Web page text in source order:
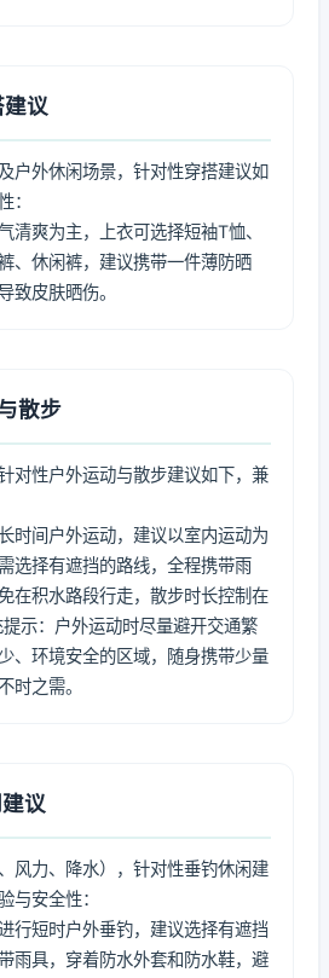
议
户外休闲场景，针对性穿搭建议如
：
清爽为主，上衣可选择短袖T恤、
、休闲裤，建议携带一件薄防晒
致皮肤晒伤。
散步
对性户外运动与散步建议如下，兼
时间户外运动，建议以室内运动为
选择有遮挡的路线，全程携带雨
在积水路段行走，散步时长控制在
示：户外运动时尽量避开交通繁
、环境安全的区域，随身携带少量
时之需。
议
风力、降水），针对性垂钓休闲建
与安全性：
行短时户外垂钓，建议选择有遮挡
雨具，穿着防水外套和防水鞋，避